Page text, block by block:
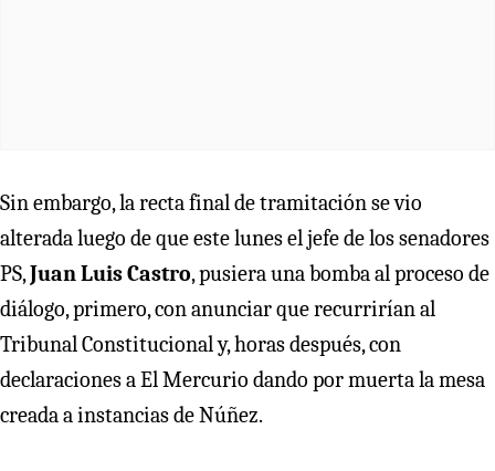
Sin embargo, la recta final de tramitación se vio
alterada luego de que este lunes el jefe de los senadores
PS,Juan Luis Castro, pusiera una bomba al proceso de
diálogo, primero, con anunciar que recurrirían al
Tribunal Constitucional y, horas después, con
declaraciones a El Mercurio dando por muerta la mesa
creada a instancias de Núñez.